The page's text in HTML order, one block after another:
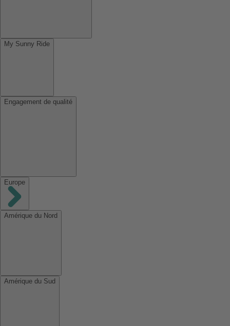
My Sunny Ride
Engagement de qualité
Europe
Amérique du Nord
Amérique du Sud